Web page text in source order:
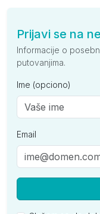
Prijavi se na
Informacije o
putovanjima.
Ime (opciono)
Email